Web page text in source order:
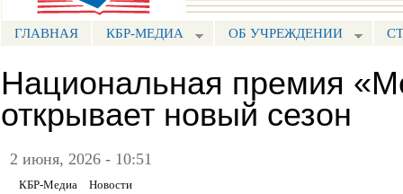
ГЛАВНАЯ КБР-МЕДИА ОБ УЧРЕЖДЕНИИ
Национальная премия
открывает новый сезон
2 июня, 2026 - 10:51
КБР-Медиа Новости